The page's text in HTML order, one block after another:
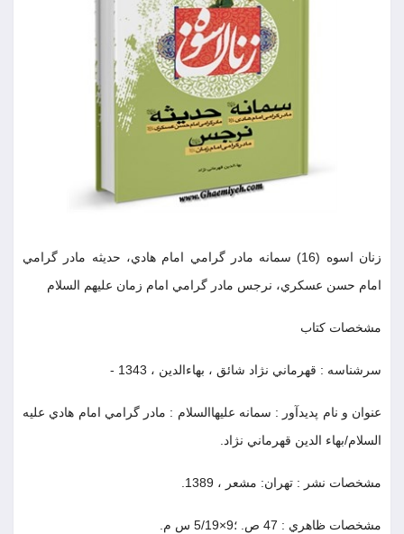
زنان اسوه (16) سمانه مادر گرامي امام هادي، حديثه مادر گرامي
امام حسن عسكري، نرجس مادر گرامي امام زمان عليهم السلام
مشخصات كتاب
سرشناسه : قهرماني نژاد شائق ، بهاءالدين ، ‫1343 -
عنوان و نام پديدآور : سمانه عليهاالسلام : مادر گرامي امام هادي عليه
السلام/بهاء الدين قهرماني نژاد.
مشخصات نشر : تهران: مشعر ‫، 1389.
مشخصات ظاهري : ‫47 ص. ؛9×5/19 س م.